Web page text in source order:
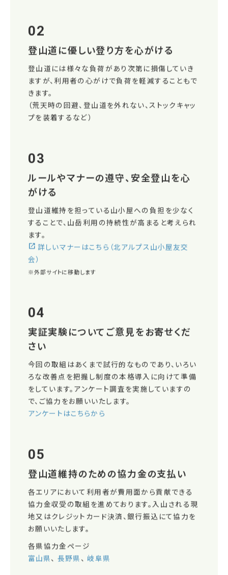
02
登山道に優しい登り方を心がける
登山道には様々な負荷があり次第に損傷していき
ますが、利用者の心がけで負荷を軽減することもで
きます。
（荒天時の回避、登山道を外れない、ストックキャッ
プを装着するなど）
03
ルールやマナーの遵守、安全登山を心
がける
登山道維持を担っている山小屋への負担を少なく
することで、山岳利用の持続性が高まると考えられ
ます。
詳しいマナーはこちら（北アルプス山小屋友交
会）
※外部サイトに移動します
04
実証実験についてご意見をお寄せくだ
さい
今回の取組はあくまで試行的なものであり、いろい
ろな改善点を把握し制度の本格導入に向けて準備
をしています。アンケート調査を実施していますの
で、ご協力をお願いいたします。
アンケートはこちらから
05
登山道維持のための協力金の支払い
各エリアにおいて利用者が費用面から貢献できる
協力金収受の取組を進めております。入山される現
地又はクレジットカード決済、銀行振込にて協力を
お願いいたします。
各県協力金ページ
富山県、長野県 、 岐阜県